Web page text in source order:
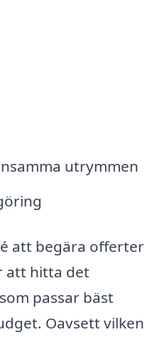
utrymmen
att begära offerter
att hitta det
passar bäst
Oavsett vilken